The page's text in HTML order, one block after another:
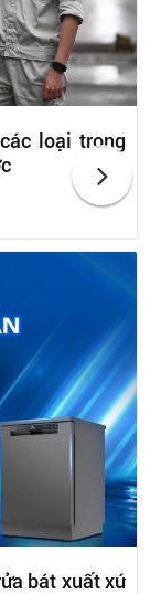
loại trong
bát xuất xứ